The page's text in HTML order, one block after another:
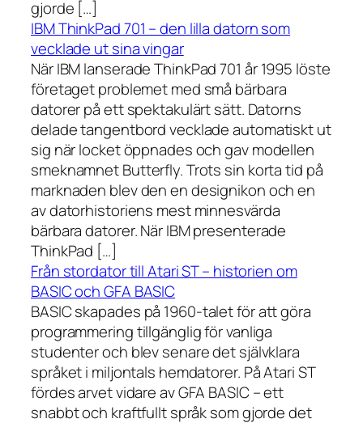
gjorde […]
IBM ThinkPad 701 – den lilla datorn som
vecklade ut sina vingar
När IBM lanserade ThinkPad 701 år 1995 löste
företaget problemet med små bärbara
datorer på ett spektakulärt sätt. Datorns
delade tangentbord vecklade automatiskt ut
sig när locket öppnades och gav modellen
smeknamnet Butterfly. Trots sin korta tid på
marknaden blev den en designikon och en
av datorhistoriens mest minnesvärda
bärbara datorer. När IBM presenterade
ThinkPad […]
Från stordator till Atari ST – historien om
BASIC och GFA BASIC
BASIC skapades på 1960-talet för att göra
programmering tillgänglig för vanliga
studenter och blev senare det självklara
språket i miljontals hemdatorer. På Atari ST
fördes arvet vidare av GFA BASIC – ett
snabbt och kraftfullt språk som gjorde det